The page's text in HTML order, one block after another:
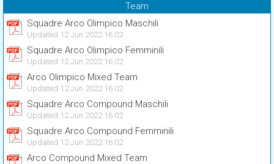
Team
Squadre Arco Olimpico Maschili
Updated 12 Jun 2022 16:02
Squadre Arco Olimpico Femminili
Updated 12 Jun 2022 16:02
Arco Olimpico Mixed Team
Updated 12 Jun 2022 16:02
Squadre Arco Compound Maschili
Updated 12 Jun 2022 16:02
Squadre Arco Compound Femminili
Updated 12 Jun 2022 16:02
Arco Compound Mixed Team